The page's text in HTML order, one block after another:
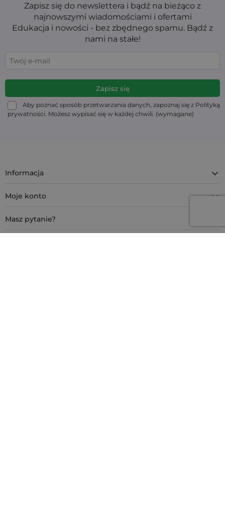
Zapisz się do newslettera i bądź na bieżąco z
najnowszymi wiadomościami i ofertami
Edukacja i nowości - bez zbędnego spamu. Bądź z
nami na stałe!
Aby poznać sposób przetwarzania danych, zapoznaj się z Polityką
prywatności. Możesz wypisać się w każdej chwili. (wymagane)
Informacja
Moje konto
Masz pytanie?